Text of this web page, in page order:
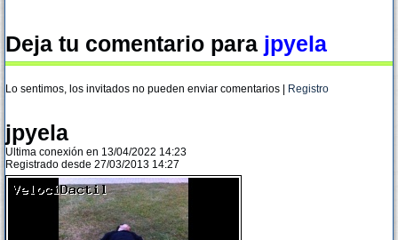
Deja tu comentario para jpyela
Lo sentimos, los invitados no pueden enviar comentarios | Registro
jpyela
Ultima conexión en 13/04/2022 14:23
Registrado desde 27/03/2013 14:27